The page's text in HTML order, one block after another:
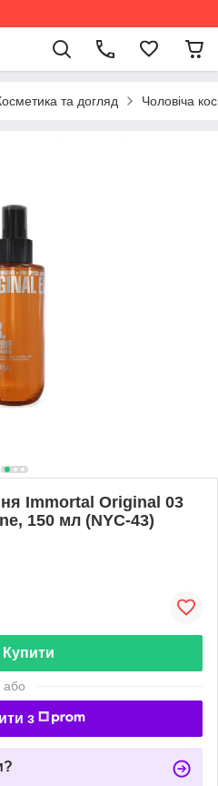
та догляд Чоловіча
Immortal Original 03
150 мл (NYC-43)
Купити
або
з